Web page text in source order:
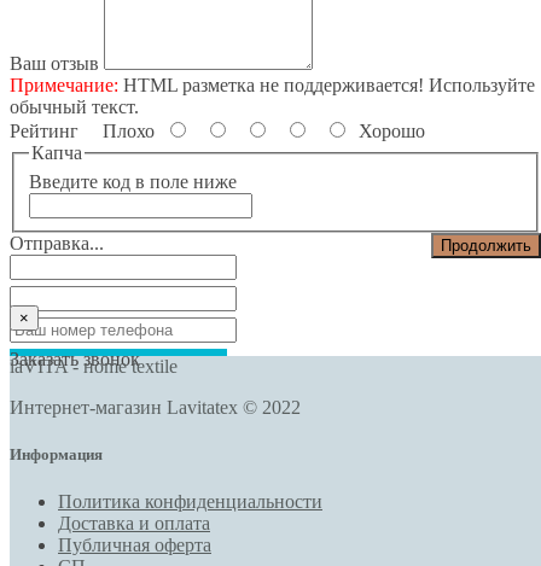
Ваш отзыв
Примечание: HTML разметка не поддерживается! Используйте
обычный текст.
Рейтинг Плохо
Хорошо
Капча
Введите код в поле ниже
Продолжить
Отправка...
Заказать звонок
× Close
laVITA - нome textile
Интернет-магазин Lavitatex © 2022
Информация
Политика конфиденциальности
Доставка и оплата
Публичная оферта